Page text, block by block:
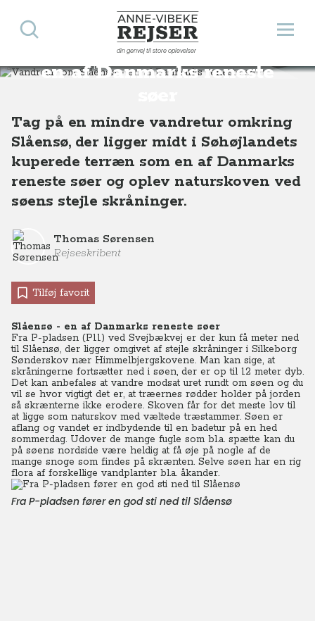
Anne-Vibeke Rejser
din genvej til store oplevelser
Åbn
Søg
Vandretur om Slåensø -
en af Danmarks reneste
Destinationer Europa Danmark Vandretur om Slåensø - en af Danmarks reneste søer
Tag på en mindre vandretur omkring
Slåensø, der ligger midt i Søhøjlandets
kuperede terræn som en af Danmarks
reneste søer og oplev naturskoven ved
søens stejle skråninger.
Thomas Sørensen
Rejseskribent
Tilføj favorit
Slåensø - en af Danmarks reneste søer
Fra P-pladsen (P11) ved Svejbækvej er der kun få meter ned
til Slåensø, der ligger omgivet af stejle skråninger i Silkeborg
Sønderskov nær Himmelbjergskovene. Man kan sige, at
skråningerne fortsætter ned i søen, der er op til 12 meter dyb.
Det kan anbefales at vandre modsat uret rundt om søen og du
vil se hvor vigtigt det er, at træernes rødder holder på jorden
så skrænterne ikke erodere. Skoven får for det meste lov til
at ligge som naturskov med væltede træstammer. Søen er
aflang og vandet er indbydende til en badetur på en hed
sommerdag. Udover de mange fugle som bl.a. spætte kan du
på søens nordside være heldig at få øje på nogle af de
mange snoge som findes på skrænten. Selve søen har en rig
flora af forskellige vandplanter bl.a. åkander.
Fra P-pladsen fører en god sti ned til Slåensø